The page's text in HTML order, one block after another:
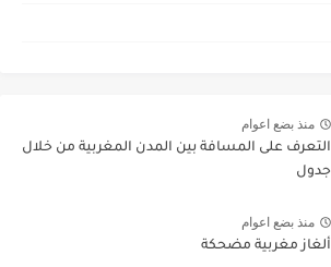
منذ بضع اعوام
التعرف على المسافة بين المدن المغربية من خلال
جدول
منذ بضع اعوام
ألغاز مغربية مضحكة